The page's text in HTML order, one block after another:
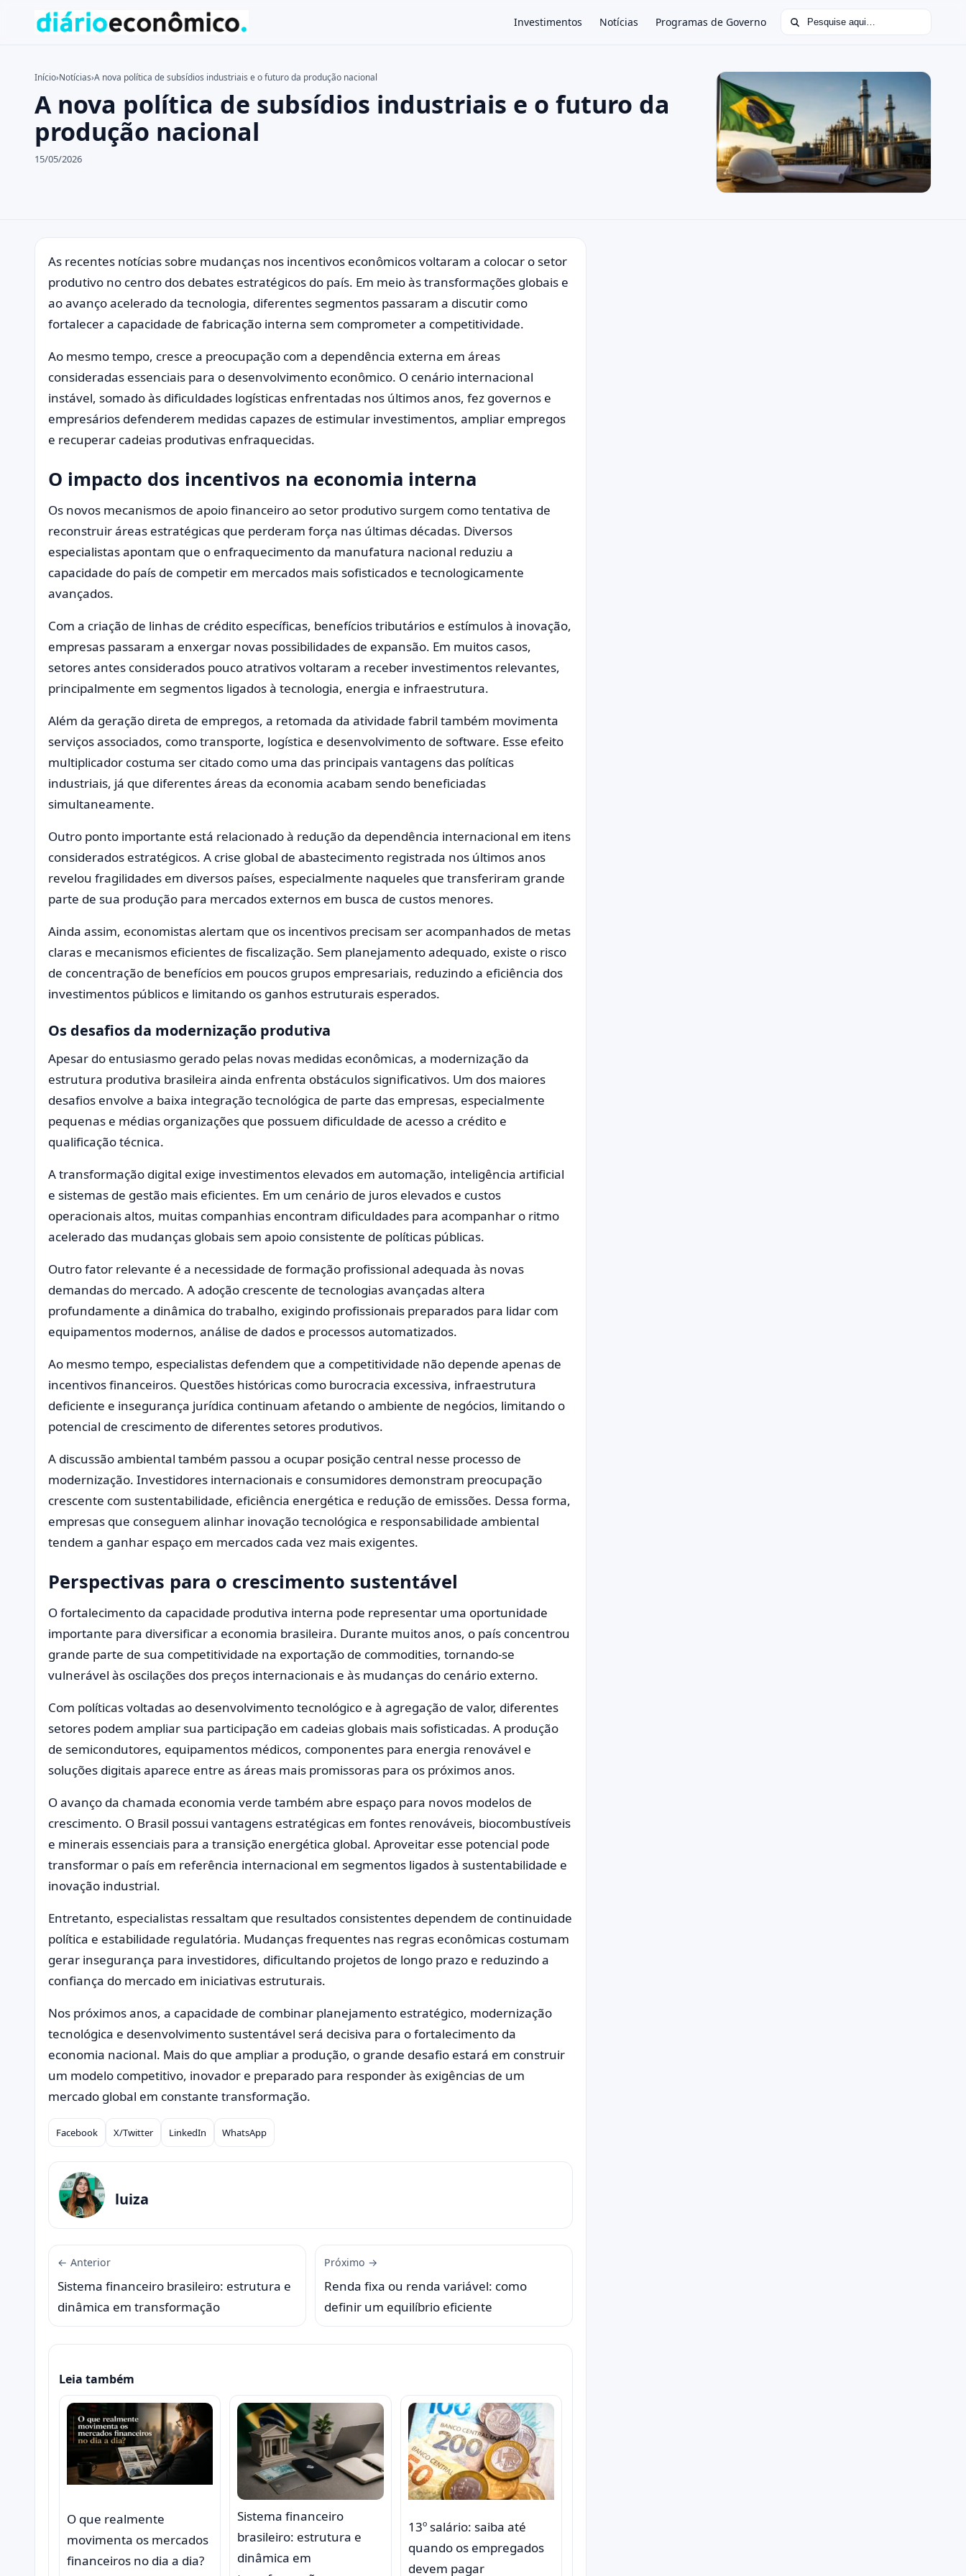
Investimentos Notícias Programas de Governo Buscar por:
Buscar no site ×
Buscar por:
Pressione Enter para buscar ou ESC para fechar.
Início›Notícias›A nova política de subsídios industriais e o futuro da produção nacional
A nova política de subsídios industriais e o futuro da
produção nacional
15/05/2026
As recentes notícias sobre mudanças nos incentivos econômicos voltaram a colocar o setor
produtivo no centro dos debates estratégicos do país. Em meio às transformações globais e
ao avanço acelerado da tecnologia, diferentes segmentos passaram a discutir como
fortalecer a capacidade de fabricação interna sem comprometer a competitividade.
Ao mesmo tempo, cresce a preocupação com a dependência externa em áreas
consideradas essenciais para o desenvolvimento econômico. O cenário internacional
instável, somado às dificuldades logísticas enfrentadas nos últimos anos, fez governos e
empresários defenderem medidas capazes de estimular investimentos, ampliar empregos
e recuperar cadeias produtivas enfraquecidas.
O impacto dos incentivos na economia interna
Os novos mecanismos de apoio financeiro ao setor produtivo surgem como tentativa de
reconstruir áreas estratégicas que perderam força nas últimas décadas. Diversos
especialistas apontam que o enfraquecimento da manufatura nacional reduziu a
capacidade do país de competir em mercados mais sofisticados e tecnologicamente
avançados.
Com a criação de linhas de crédito específicas, benefícios tributários e estímulos à inovação,
empresas passaram a enxergar novas possibilidades de expansão. Em muitos casos,
setores antes considerados pouco atrativos voltaram a receber investimentos relevantes,
principalmente em segmentos ligados à tecnologia, energia e infraestrutura.
Além da geração direta de empregos, a retomada da atividade fabril também movimenta
serviços associados, como transporte, logística e desenvolvimento de software. Esse efeito
multiplicador costuma ser citado como uma das principais vantagens das políticas
industriais, já que diferentes áreas da economia acabam sendo beneficiadas
simultaneamente.
Outro ponto importante está relacionado à redução da dependência internacional em itens
considerados estratégicos. A crise global de abastecimento registrada nos últimos anos
revelou fragilidades em diversos países, especialmente naqueles que transferiram grande
parte de sua produção para mercados externos em busca de custos menores.
Ainda assim, economistas alertam que os incentivos precisam ser acompanhados de metas
claras e mecanismos eficientes de fiscalização. Sem planejamento adequado, existe o risco
de concentração de benefícios em poucos grupos empresariais, reduzindo a eficiência dos
investimentos públicos e limitando os ganhos estruturais esperados.
Os desafios da modernização produtiva
Apesar do entusiasmo gerado pelas novas medidas econômicas, a modernização da
estrutura produtiva brasileira ainda enfrenta obstáculos significativos. Um dos maiores
desafios envolve a baixa integração tecnológica de parte das empresas, especialmente
pequenas e médias organizações que possuem dificuldade de acesso a crédito e
qualificação técnica.
A transformação digital exige investimentos elevados em automação, inteligência artificial
e sistemas de gestão mais eficientes. Em um cenário de juros elevados e custos
operacionais altos, muitas companhias encontram dificuldades para acompanhar o ritmo
acelerado das mudanças globais sem apoio consistente de políticas públicas.
Outro fator relevante é a necessidade de formação profissional adequada às novas
demandas do mercado. A adoção crescente de tecnologias avançadas altera
profundamente a dinâmica do trabalho, exigindo profissionais preparados para lidar com
equipamentos modernos, análise de dados e processos automatizados.
Ao mesmo tempo, especialistas defendem que a competitividade não depende apenas de
incentivos financeiros. Questões históricas como burocracia excessiva, infraestrutura
deficiente e insegurança jurídica continuam afetando o ambiente de negócios, limitando o
potencial de crescimento de diferentes setores produtivos.
A discussão ambiental também passou a ocupar posição central nesse processo de
modernização. Investidores internacionais e consumidores demonstram preocupação
crescente com sustentabilidade, eficiência energética e redução de emissões. Dessa forma,
empresas que conseguem alinhar inovação tecnológica e responsabilidade ambiental
tendem a ganhar espaço em mercados cada vez mais exigentes.
Perspectivas para o crescimento sustentável
O fortalecimento da capacidade produtiva interna pode representar uma oportunidade
importante para diversificar a economia brasileira. Durante muitos anos, o país concentrou
grande parte de sua competitividade na exportação de commodities, tornando-se
vulnerável às oscilações dos preços internacionais e às mudanças do cenário externo.
Com políticas voltadas ao desenvolvimento tecnológico e à agregação de valor, diferentes
setores podem ampliar sua participação em cadeias globais mais sofisticadas. A produção
de semicondutores, equipamentos médicos, componentes para energia renovável e
soluções digitais aparece entre as áreas mais promissoras para os próximos anos.
O avanço da chamada economia verde também abre espaço para novos modelos de
crescimento. O Brasil possui vantagens estratégicas em fontes renováveis, biocombustíveis
e minerais essenciais para a transição energética global. Aproveitar esse potencial pode
transformar o país em referência internacional em segmentos ligados à sustentabilidade e
inovação industrial.
Entretanto, especialistas ressaltam que resultados consistentes dependem de continuidade
política e estabilidade regulatória. Mudanças frequentes nas regras econômicas costumam
gerar insegurança para investidores, dificultando projetos de longo prazo e reduzindo a
confiança do mercado em iniciativas estruturais.
Nos próximos anos, a capacidade de combinar planejamento estratégico, modernização
tecnológica e desenvolvimento sustentável será decisiva para o fortalecimento da
economia nacional. Mais do que ampliar a produção, o grande desafio estará em construir
um modelo competitivo, inovador e preparado para responder às exigências de um
mercado global em constante transformação.
Compartilhar
Facebook X/Twitter LinkedIn WhatsApp
luiza
← Anterior
Sistema financeiro brasileiro: estrutura e
dinâmica em transformação
Próximo →
Renda fixa ou renda variável: como
definir um equilíbrio eficiente
Leia também
O que realmente
movimenta os mercados
financeiros no dia a dia?
Sistema financeiro
brasileiro: estrutura e
dinâmica em
13º salário: saiba até
quando os empregados
devem pagar